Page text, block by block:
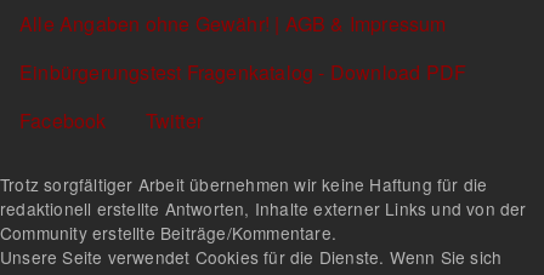
Alle Angaben ohne Gewähr! | AGB & Impressum
Einbürgerungstest Fragenkatalog - Download PDF
Facebook
Twitter
Trotz sorgfältiger Arbeit übernehmen wir keine Haftung für die
redaktionell erstellte Antworten, Inhalte externer Links und von der
Community erstellte Beiträge/Kommentare.
Unsere Seite verwendet Cookies für die Dienste. Wenn Sie sich